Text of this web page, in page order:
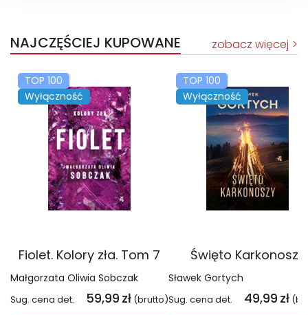
NAJCZĘŚCIEJ KUPOWANE zobacz więcej
TOP 100
Wyłączność
Fiolet. Kolory zła. Tom 7
Małgorzata Oliwia Sobczak
Sug. cena det. 59,99 zł (brutto)
TOP 100
Wyłączność
Święto Karkonoszy
Sławek Gortych
Sug. cena det. 49,99 zł